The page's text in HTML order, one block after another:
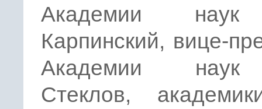
Академии
Карпинский, вице-
Академии
Стеклов,